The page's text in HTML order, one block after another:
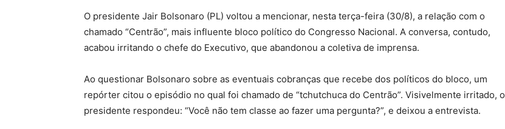
O presidente Jair Bolsonaro (PL) voltou a mencionar, nesta terça-feira (30/8), a relação com o
chamado “Centrão”, mais influente bloco político do Congresso Nacional. A conversa, contudo,
acabou irritando o chefe do Executivo, que abandonou a coletiva de imprensa.
Ao questionar Bolsonaro sobre as eventuais cobranças que recebe dos políticos do bloco, um
repórter citou o episódio no qual foi chamado de “tchutchuca do Centrão”. Visivelmente irritado, o
presidente respondeu: “Você não tem classe ao fazer uma pergunta?”, e deixou a entrevista.